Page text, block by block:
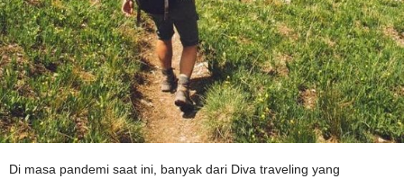
Di masa pandemi saat ini, banyak dari Diva traveling yang